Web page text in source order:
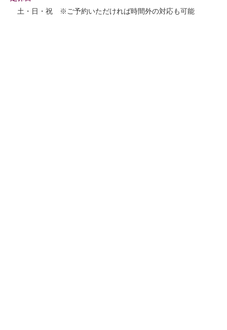
土・日・祝 ※ご予約いただければ時間外の対応も可能